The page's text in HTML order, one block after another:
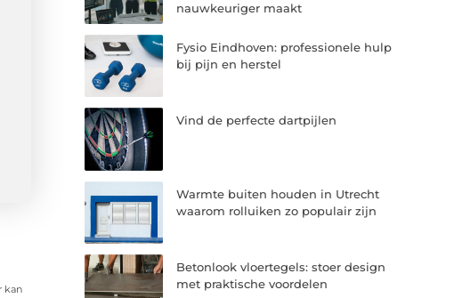
kan
nauwkeuriger maakt
Fysio Eindhoven: professionele hulp
bij pijn en herstel
Vind de perfecte dartpijlen
Warmte buiten houden in Utrecht
waarom rolluiken zo populair zijn
Betonlook vloertegels: stoer design
met praktische voordelen